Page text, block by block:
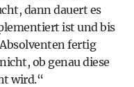
dann dauert es
ist und bis
fertig
ob genau diese
wird.“